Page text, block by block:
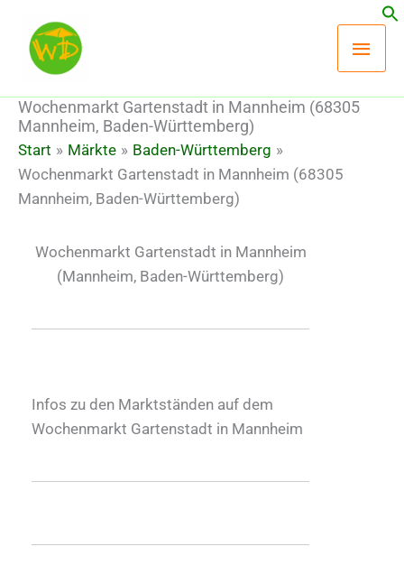
Inhalt
springen
Wochenmarkt Gartenstadt in Mannheim (68305
Mannheim, Baden-Württemberg)
Start Märkte
Baden-Württemberg
Wochenmarkt Gartenstadt in Mannheim (68305
Mannheim, Baden-Württemberg)
Wochenmarkt Gartenstadt in Mannheim
(Mannheim, Baden-Württemberg)
Infos zu den Marktständen auf dem
Wochenmarkt Gartenstadt in Mannheim